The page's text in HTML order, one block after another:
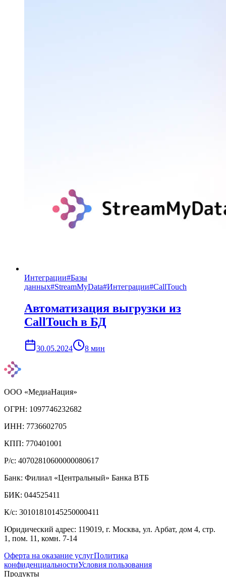
Интеграции#Базы
данных#StreamMyData#Интеграции#CallTouch
Автоматизация выгрузки из
CallTouch в БД
30.05.2024 8 мин
ООО «МедиаНация»
ОГРН: 1097746232682
ИНН: 7736602705
КПП: 770401001
Р/с: 40702810600000080617
Банк: Филиал «Центральный» Банка ВТБ
БИК: 044525411
К/с: 30101810145250000411
Юридический адрес: 119019, г. Москва, ул. Арбат, дом 4, стр.
1, пом. 11, комн. 7-14
Оферта на оказание услугПолитика
конфиденциальностиУсловия пользования
Продукты